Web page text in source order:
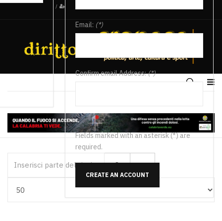
/
Email: (*)
Confirm email Address:(*)
Fields marked with an asterisk (*) are
required.
CREATE AN ACCOUNT